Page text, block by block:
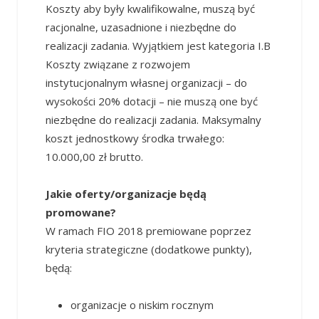
Koszty aby były kwalifikowalne, muszą być
racjonalne, uzasadnione i niezbędne do
realizacji zadania. Wyjątkiem jest kategoria I.B
Koszty związane z rozwojem
instytucjonalnym własnej organizacji – do
wysokości 20% dotacji – nie muszą one być
niezbędne do realizacji zadania. Maksymalny
koszt jednostkowy środka trwałego:
10.000,00 zł brutto.
Jakie oferty/organizacje będą
promowane?
W ramach FIO 2018 premiowane poprzez
kryteria strategiczne (dodatkowe punkty),
będą:
organizacje o niskim rocznym